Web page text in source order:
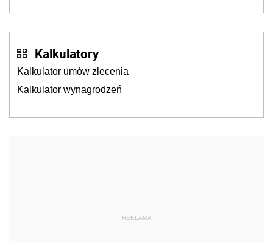
Kalkulatory
Kalkulator umów zlecenia
Kalkulator wynagrodzeń
REKLAMA